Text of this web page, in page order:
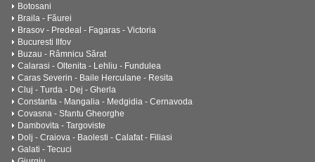
Botosani
Braila - Făurei
Brasov - Predeal - Fagaras - Victoria
Bucuresti Ilfov
Buzau - Râmnicu Sărat
Calarasi - Oltenita - Lehliu - Fundulea
Caras Severin - Baile Herculane - Resita
Cluj - Turda - Dej - Gherla
Constanta - Mangalia - Medgidia - Cernavoda
Covasna - Sfantu Gheorghe
Dambovita - Targoviste
Dolj - Craiova - Baolesti - Calafat - Filiasi
Galati - Tecuci